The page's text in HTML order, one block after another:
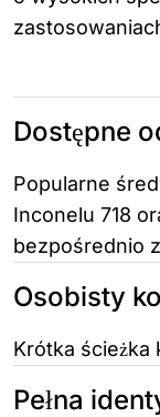
Dostępne
Popularne
Inconelu 718
bezpośrednio
Osobisty
Krótka ścieżka
Pełna